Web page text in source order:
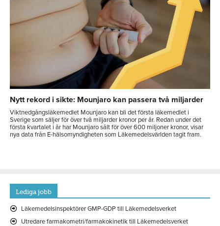
Nytt rekord i sikte: Mounjaro kan passera två miljarder
Viktnedgångsläkemedlet Mounjaro kan bli det första läkemedlet i
Sverige som säljer för över två miljarder kronor per år. Redan under det
första kvartalet i år har Mounjaro sålt för över 600 miljoner kronor, visar
nya data från E-hälsomyndigheten som Läkemedelsvärlden tagit fram.
Lediga jobb
Läkemedelsinspektörer GMP-GDP till Läkemedelsverket
Utredare farmakometri/farmakokinetik till Läkemedelsverket